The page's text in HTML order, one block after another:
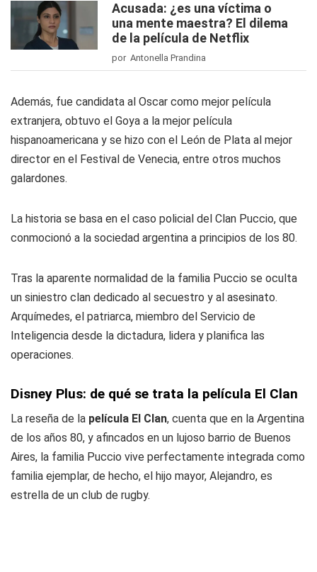
Acusada: ¿es una víctima o
una mente maestra? El dilema
de la película de Netflix
por Antonella Prandina
Además, fue candidata al Oscar como mejor película
extranjera, obtuvo el Goya a la mejor película
hispanoamericana y se hizo con el León de Plata al mejor
director en el Festival de Venecia, entre otros muchos
galardones.
La historia se basa en el caso policial del Clan Puccio, que
conmocionó a la sociedad argentina a principios de los 80.
Tras la aparente normalidad de la familia Puccio se oculta
un siniestro clan dedicado al secuestro y al asesinato.
Arquímedes, el patriarca, miembro del Servicio de
Inteligencia desde la dictadura, lidera y planifica las
operaciones.
Disney Plus: de qué se trata la película El Clan
La reseña de la película El Clan, cuenta que en la Argentina
de los años 80, y afincados en un lujoso barrio de Buenos
Aires, la familia Puccio vive perfectamente integrada como
familia ejemplar, de hecho, el hijo mayor, Alejandro, es
estrella de un club de rugby.